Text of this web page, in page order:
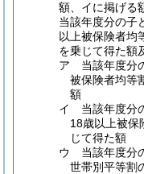
額、イに掲げる
当該年度分の子
以上被保険者均
を乗じて得た額
ア 当該年度分
被保険者均等
額
イ 当該年度分
18歳以上被保
じて得た額
ウ 当該年度分
世帯別平等割